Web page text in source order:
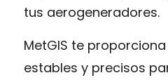
tus aerogeneradores.
MetGIS te
estables y precisos